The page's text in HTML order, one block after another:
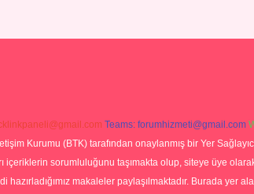
Teams: forumhizmeti@gmail.com
Kurumu (BTK) tarafından onaylanmış bir Yer
içeriklerin sorumluluğunu taşımakta olup, siteye üye
hazırladığımız makaleler paylaşılmaktadır. Burada